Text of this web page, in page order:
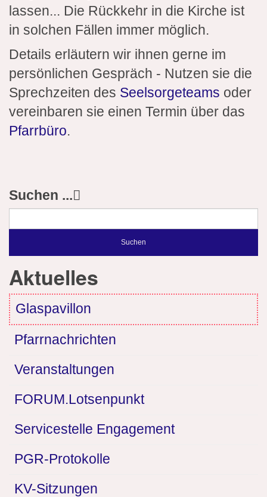
lassen... Die Rückkehr in die Kirche ist
in solchen Fällen immer möglich.
Details erläutern wir ihnen gerne im
persönlichen Gespräch - Nutzen sie die
Sprechzeiten des Seelsorgeteams oder
vereinbaren sie einen Termin über das
Pfarrbüro.
Suchen ...
Suchen
Aktuelles
Glaspavillon
Pfarrnachrichten
Veranstaltungen
FORUM.Lotsenpunkt
Servicestelle Engagement
PGR-Protokolle
KV-Sitzungen